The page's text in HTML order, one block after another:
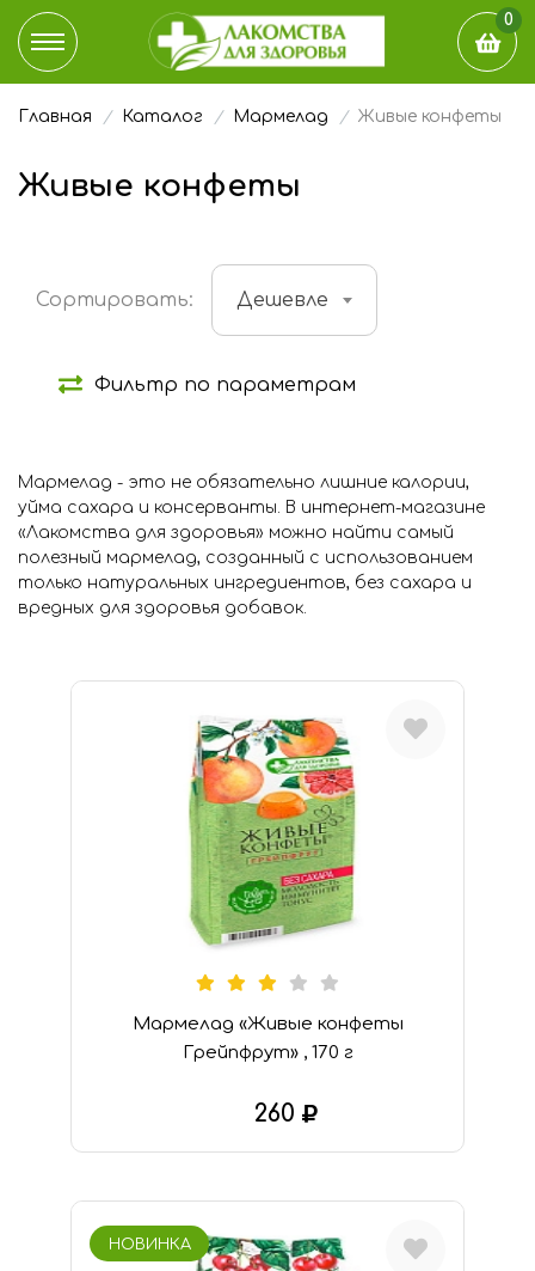
0
КАТАЛОГ
ДОСТАВКА И ОПЛАТА
ЭТО ИНТЕРЕСНО
КОНТАКТЫ
Город
Мои желания: 1
Главная Каталог Мармелад Живые конфеты
Живые конфеты
Сортировать: Дешевле
Фильтр по параметрам
Да ( 2
Состав:
Мармелад ( 8)
Тип:
Мармелад ( 8)
Мармелад - это не обязательно лишние калории,
уйма сахара и консерванты. В интернет-магазине
«Лакомства для здоровья» можно найти самый
полезный мармелад, созданный с использованием
только натуральных ингредиентов, без сахара и
вредных для здоровья добавок.
Мармелад «Живые конфеты
Грейпфрут» , 170 г
260
НОВИНКА